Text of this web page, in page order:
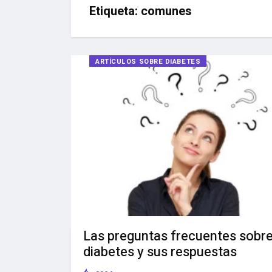
Etiqueta: comunes
ARTÍCULOS SOBRE DIABETES
Las preguntas frecuentes
diabetes y sus respuestas